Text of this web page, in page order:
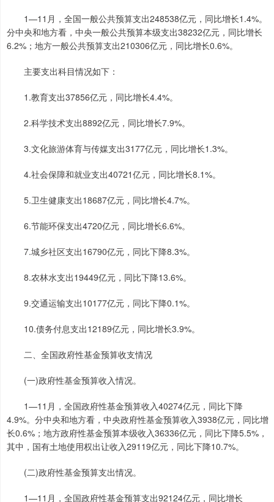
1—11月，全国一般公共预算支出248538亿元，同比增长1.4%。
分中央和地方看，中央一般公共预算本级支出38232亿元，同比增长
6.2%；地方一般公共预算支出210306亿元，同比增长0.6%。
主要支出科目情况如下：
1.教育支出37856亿元，同比增长4.4%。
2.科学技术支出8892亿元，同比增长7.9%。
3.文化旅游体育与传媒支出3177亿元，同比增长1.3%。
4.社会保障和就业支出40721亿元，同比增长8.1%。
5.卫生健康支出18687亿元，同比增长4.7%。
6.节能环保支出4720亿元，同比增长6.6%。
7.城乡社区支出16790亿元，同比下降8.3%。
8.农林水支出19449亿元，同比下降13.6%。
9.交通运输支出10177亿元，同比下降0.1%。
10.债务付息支出12189亿元，同比增长3.9%。
二、全国政府性基金预算收支情况
(一)政府性基金预算收入情况。
1—11月，全国政府性基金预算收入40274亿元，同比下降
4.9%。分中央和地方看，中央政府性基金预算收入3938亿元，同比增
长0.6%；地方政府性基金预算本级收入36336亿元，同比下降5.5%，
其中，国有土地使用权出让收入29119亿元，同比下降10.7%。
(二)政府性基金预算支出情况。
1—11月，全国政府性基金预算支出92124亿元，同比增长